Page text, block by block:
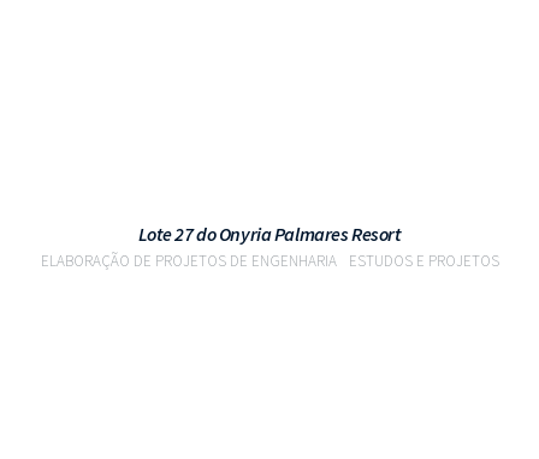
Lote 27 do Onyria Palmares Resort
ELABORAÇÃO DE PROJETOS DE ENGENHARIA ESTUDOS E PROJETOS